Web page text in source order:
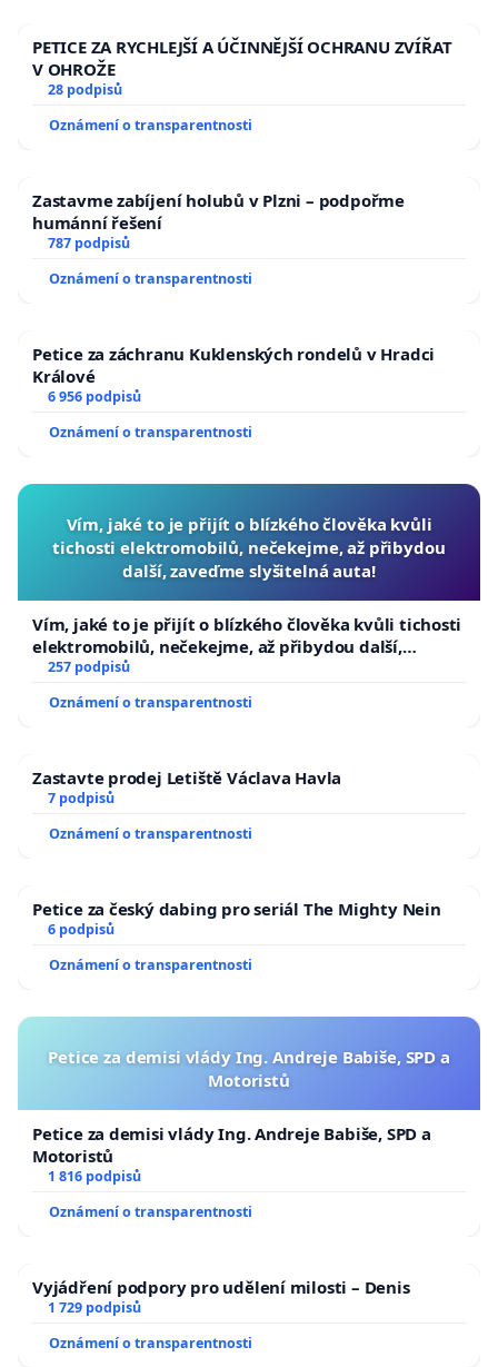
PETICE ZA RYCHLEJŠÍ A ÚČINNĚJŠÍ OCHRANU ZVÍŘAT
V OHROŽE
28 podpisů
Oznámení o transparentnosti
Zastavme zabíjení holubů v Plzni – podpořme
humánní řešení
787 podpisů
Oznámení o transparentnosti
Petice za záchranu Kuklenských rondelů v Hradci
Králové
6 956 podpisů
Oznámení o transparentnosti
Vím, jaké to je přijít o blízkého člověka kvůli
tichosti elektromobilů, nečekejme, až přibydou
další, zaveďme slyšitelná auta!
Vím, jaké to je přijít o blízkého člověka kvůli tichosti
elektromobilů, nečekejme, až přibydou další,
zaveďme slyšitelná auta!
257 podpisů
Oznámení o transparentnosti
Zastavte prodej Letiště Václava Havla
7 podpisů
Oznámení o transparentnosti
Petice za český dabing pro seriál The Mighty Nein
6 podpisů
Oznámení o transparentnosti
Petice za demisi vlády Ing. Andreje Babiše, SPD a
Motoristů
Petice za demisi vlády Ing. Andreje Babiše, SPD a
Motoristů
1 816 podpisů
Oznámení o transparentnosti
Vyjádření podpory pro udělení milosti – Denis
1 729 podpisů
Oznámení o transparentnosti